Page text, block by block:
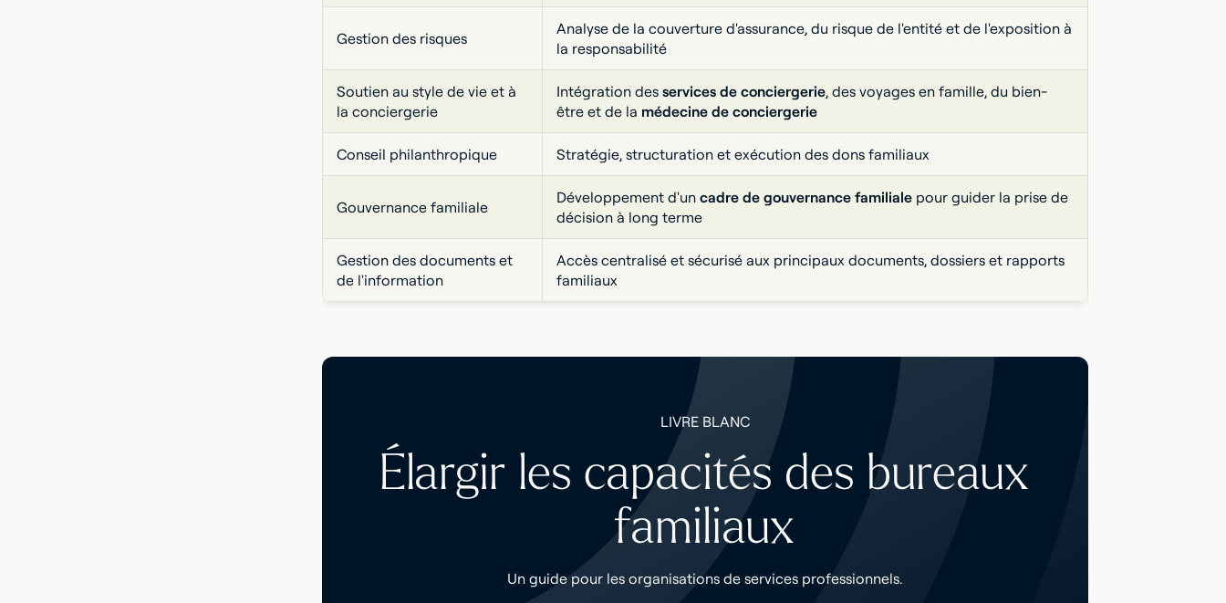
Gestion des risques
Analyse de la couverture d'assurance, du risque de l'entité et de l'exposition à
la responsabilité
Soutien au style de vie et à
la conciergerie
Intégration des services de conciergerie, des voyages en famille, du bien-
être et de la médecine de conciergerie
Conseil philanthropique Stratégie, structuration et exécution des dons familiaux
Gouvernance familiale
Développement d'un cadre de gouvernance familialepour guider la prise de
décision à long terme
Gestion des documents et
de l'information
Accès centralisé et sécurisé aux principaux documents, dossiers et rapports
familiaux
LIVRE BLANC
Élargir les capacités des bureaux
familiaux
Un guide pour les organisations de services professionnels.